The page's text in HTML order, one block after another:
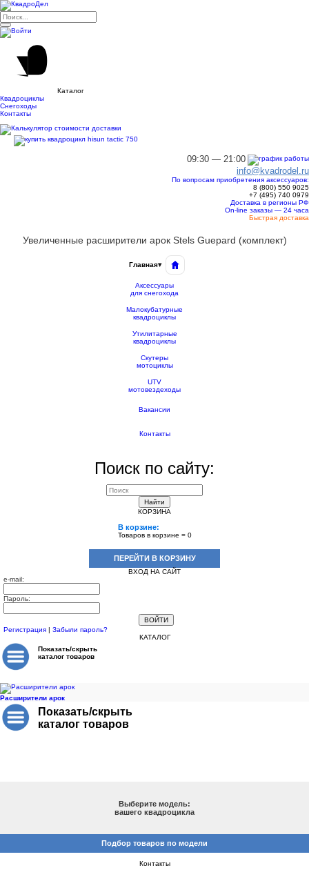
Каталог
Квадроциклы
Снегоходы
Контакты
09:30 — 21:00
info@kvadrodel.ru
По вопросам приобретения аксессуаров:
8 (800) 550 9025
+7 (495) 740 0979
Доставка в регионы РФ
On-line заказы — 24 часа
Быстрая доставка
Увеличенные расширители арок Stels Guepard (комплект)
Главная▾
Аксессуары
для снегохода
Малокубатурные
квадроциклы
Утилитарные
квадроциклы
Скутеры
мотоциклы
UTV
мотовездеходы
Вакансии
Контакты
Поиск по сайту:
Найти
КОРЗИНА
В корзине:
Товаров в корзине = 0
ПЕРЕЙТИ В КОРЗИНУ
ВХОД НА САЙТ
e-mail:
Пароль:
Регистрация
Забыли пароль?
КАТАЛОГ
Показать/скрыть
каталог товаров
Расширители арок
Показать/скрыть
каталог товаров
Выберите модель:
вашего квадроцикла
Подбор товаров по модели
Контакты